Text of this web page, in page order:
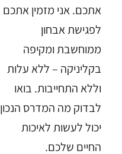
אתכם. אני מזמין אתכם
לפגישת אבחון
ממוחשבת ומקיפה
בקליניקה – ללא עלות
וללא התחייבות. בואו
לבדוק מה המדרס הנכון
יכול לעשות לאיכות
החיים שלכם.